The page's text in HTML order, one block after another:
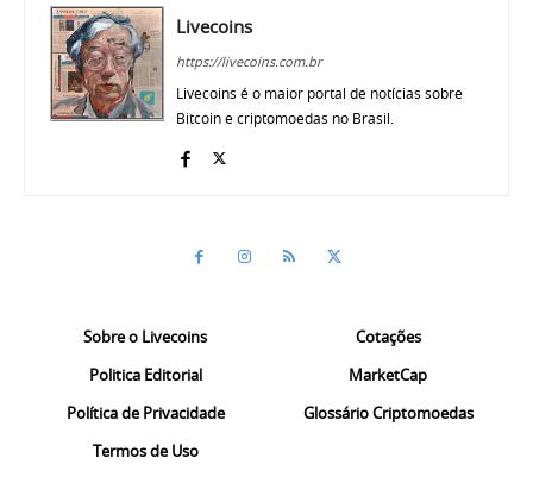
Livecoins
https://livecoins.com.br
Livecoins é o maior portal de notícias sobre
Bitcoin e criptomoedas no Brasil.
Sobre o Livecoins
Politica Editorial
Política de Privacidade
Termos de Uso
Cotações
MarketCap
Glossário Criptomoedas